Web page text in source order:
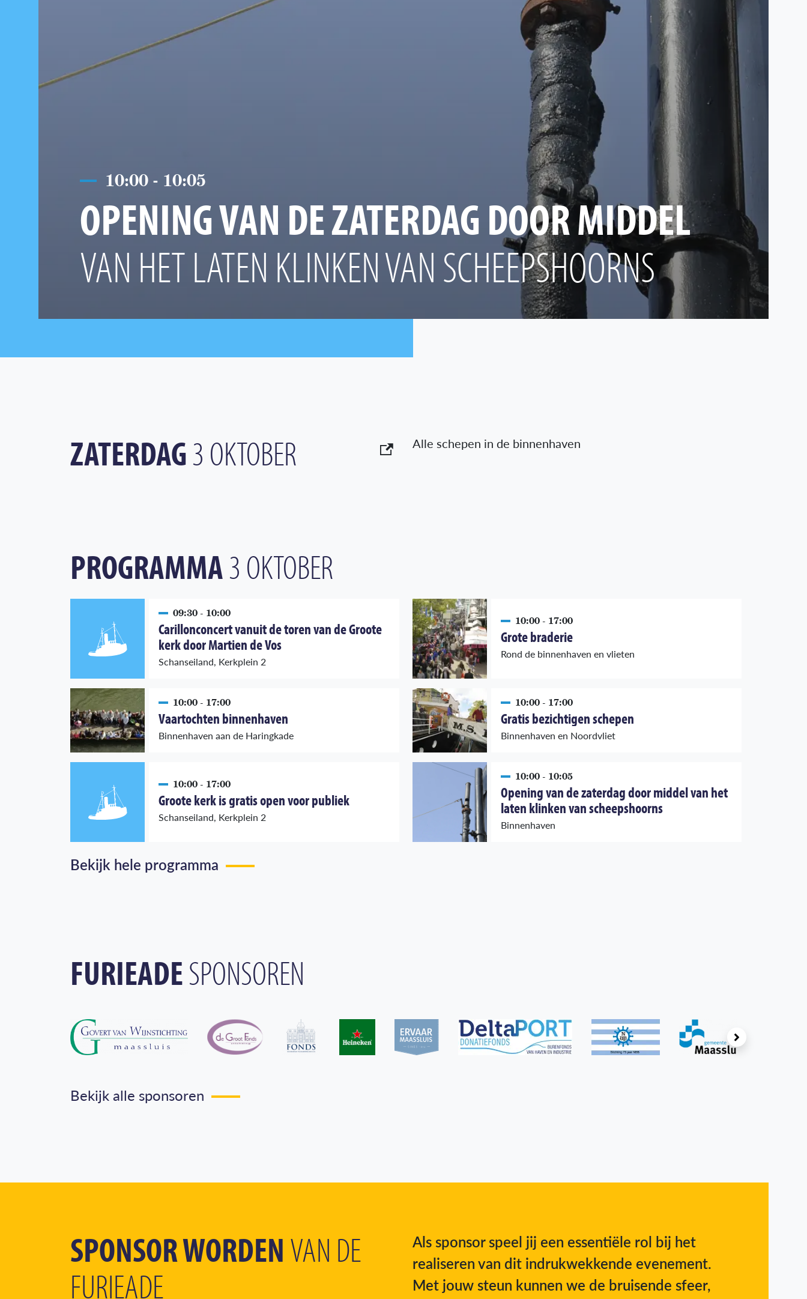
10:00 - 10:05
OPENING VAN DE ZATERDAG DOOR MIDDEL
VAN HET LATEN KLINKEN VAN SCHEEPSHOORNS
ZATERDAG3 OKTOBER Alle schepen in de binnenhaven
PROGRAMMA3 OKTOBER
09:30 - 10:00
Carillonconcert vanuit de toren van de Groote
kerk door Martien de Vos
Schanseiland, Kerkplein 2
10:00 - 17:00
Grote braderie
Rond de binnenhaven en vlieten
10:00 - 17:00
Vaartochten binnenhaven
Binnenhaven aan de Haringkade
10:00 - 17:00
Gratis bezichtigen schepen
Binnenhaven en Noordvliet
10:00 - 17:00
Groote kerk is gratis open voor publiek
Schanseiland, Kerkplein 2
10:00 - 10:05
Opening van de zaterdag door middel van het
laten klinken van scheepshoorns
Binnenhaven
Bekijk hele programma
FURIEADESPONSOREN
Bekijk alle sponsoren
SPONSOR WORDENVAN DE
FURIEADE
Als sponsor speel jij een essentiële rol bij het
realiseren van dit indrukwekkende evenement.
Met jouw steun kunnen we de bruisende sfeer,